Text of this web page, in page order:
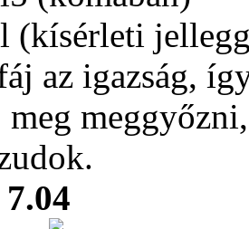
(kísérleti
az igazság,
7.04